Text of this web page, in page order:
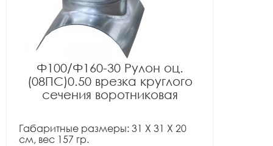
Ф100/Ф160-30 Рулон оц.
(08ПС)0.50 врезка круглого
сечения воротниковая
Габаритные размеры: 31 X 31 X 20
см, вес 157 гр.